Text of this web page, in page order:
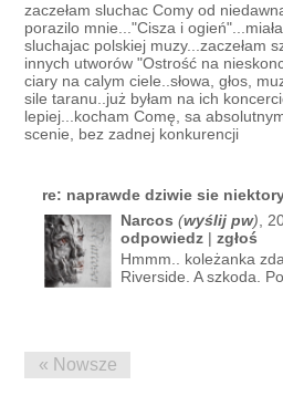
zaczełam sluchac Comy od
porazilo mnie..."Cisza i
sluchajac polskiej muzy...zaczełam
innych utworów "Ostrość na
ciary na calym ciele..słowa, głos,
sile taranu..już byłam na ich
lepiej...kocham Comę, sa
scenie, bez zadnej konkurencji
re: naprawde dziwie sie
Narcos (wyślij pw) ,
odpowiedz| zgłoś
Hmmm.. koleżanka
Riverside. A szkoda.
« Nowsze